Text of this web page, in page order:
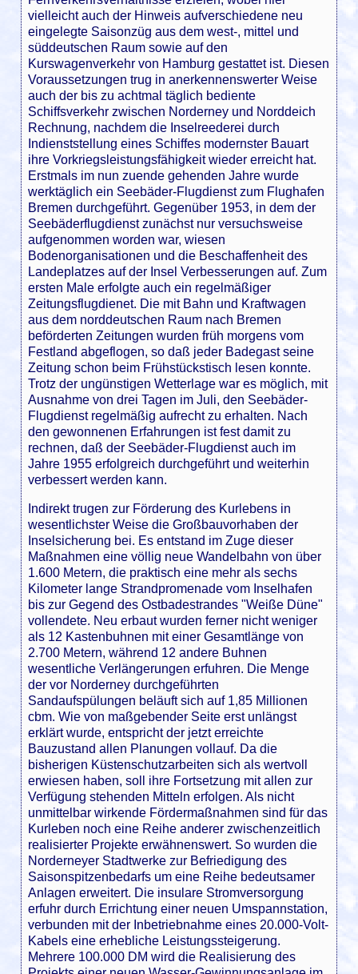
vielleicht auch der Hinweis aufverschiedene neu
eingelegte Saisonzüg aus dem west-, mittel­ und
süddeutschen Raum sowie auf den
Kurswagenverkehr von Hamburg gestattet ist. Diesen
Voraussetzungen trug in anerkennenswerter Weise
auch der bis zu achtmal täglich bediente
Schiffsverkehr zwischen Norderney und Norddeich
Rechnung, nachdem die Inselreederei durch
Indienststellung eines Schiffes modernster Bauart
ihre Vorkriegsleistungsfähigkeit wieder erreicht hat.
Erstmals im nun zuende gehenden Jahre wurde
werktäglich ein Seebäder-Flugdienst zum Flughafen
Bremen durchgeführt. Gegenüber 1953, in dem der
Seebäderflugdienst zunächst nur versuchsweise
aufgenommen worden war, wiesen
Bodenorganisationen und die Beschaffenheit des
Landeplatzes auf der Insel Verbesserungen auf. Zum
ersten Male erfolgte auch ein regelmäßiger
Zeitungsflugdienet. Die mit Bahn und Kraftwagen
aus dem norddeutschen Raum nach Bremen
beförderten Zeitungen wurden früh morgens vom
Festland abgeflogen, so daß jeder Badegast seine
Zeitung schon beim Frühstückstisch lesen konnte.
Trotz der ungünstigen Wetterlage war es möglich, mit
Ausnahme von drei Tagen im Juli, den Seebäder-
Flugdienst regelmäßig aufrecht zu erhalten. Nach
den gewonnenen Erfahrungen ist fest damit zu
rechnen, daß der Seebäder-Flugdienst auch im
Jahre 1955 erfolgreich durchgeführt und weiterhin
verbessert werden kann.
Indirekt trugen zur Förderung des Kurlebens in
wesentlichster Weise die Großbauvorhaben der
Inselsicherung bei. Es entstand im Zuge dieser
Maßnahmen eine völlig neue Wandelbahn von über
1.600 Metern, die praktisch eine mehr als sechs
Kilometer lange Strandpromenade vom Inselhafen
bis zur Gegend des Ostbadestrandes "Weiße Düne"
vollendete. Neu erbaut wurden ferner nicht weniger
als 12 Kastenbuhnen mit einer Gesamtlänge von
2.700 Metern, während 12 andere Buhnen
wesentliche Verlängerungen erfuhren. Die Menge
der vor Norderney durchgeführten
Sandaufspülungen beläuft sich auf 1,85 Millionen
cbm. Wie von maßgebender Seite erst unlängst
erklärt wurde, entspricht der jetzt erreichte
Bauzustand allen Planungen vollauf. Da die
bisherigen Küstenschutzarbeiten sich als wertvoll
erwiesen haben, soll ihre Fortsetzung mit allen zur
Verfügung stehenden Mitteln erfolgen. Als nicht
unmittelbar wirkende Fördermaßnahmen sind für das
Kurleben noch eine Reihe anderer zwischenzeitlich
realisierter Projekte erwähnenswert. So wurden die
Norderneyer Stadtwerke zur Befriedigung des
Saisonspitzenbedarfs um eine Reihe bedeutsamer
Anlagen erweitert. Die insulare Stromversorgung
erfuhr durch Errichtung einer neuen Umspannstation,
verbunden mit der Inbetriebnahme eines 20.000-Volt-
Kabels eine erhebliche Leistungssteigerung.
Mehrere 100.000 DM wird die Realisierung des